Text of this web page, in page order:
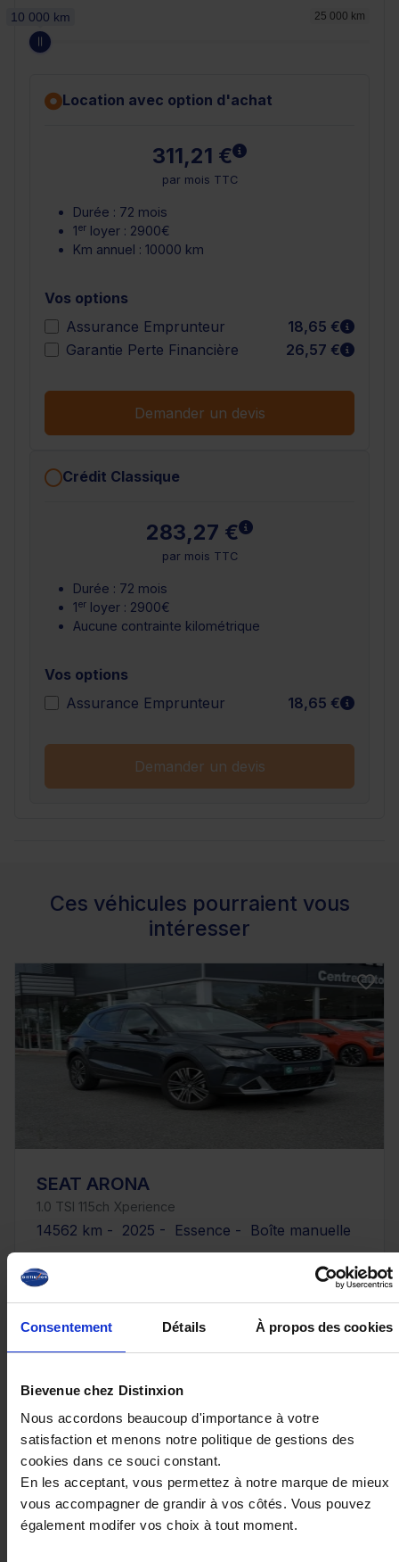
Consentement Détails À propos des cookies
Bievenue chez Distinxion
Nous accordons beaucoup d'importance à votre
satisfaction et menons notre politique de gestions des
cookies dans ce souci constant.
En les acceptant, vous permettez à notre marque de mieux
vous accompagner de grandir à vos côtés. Vous pouvez
également modifer vos choix à tout moment.
25 000 km
10 000 km
Location avec option d'achat
311,21 € En savoir plus
par mois TTC
Durée : 72 mois
1er loyer : 2900€
Km annuel : 10000 km
Vos options
Assurance Emprunteur
18,65 €
En
Garantie Perte Financière
26,57 € En
Demander un devis
Crédit Classique
283,27 € En savoir plus
par mois TTC
Durée : 72 mois
1er loyer : 2900€
Aucune contrainte kilométrique
Vos options
Assurance Emprunteur
18,65 € En
Demander un devis
Ces véhicules pourraient vous
intéresser
SEAT ARONA
1.0 TSI 115ch Xperience
14562 km - 2025 - Essence - Boîte manuelle
20 890€
ou à partir de342.36 €/mois